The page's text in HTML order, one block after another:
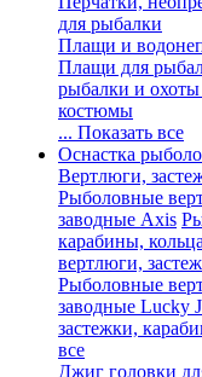
для рыбалки
Плащи и
Плащи для
рыбалки и
костюмы
... Показать все
Оснастка
Вертлюги,
Рыболовные
заводные Axis
карабины,
вертлюги,
Рыболовные
заводные Lucky
застежки,
все
Джиг головки